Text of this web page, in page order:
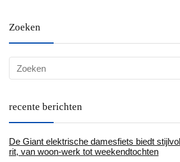
Zoeken
recente berichten
De Giant elektrische damesfiets biedt
rit, van woon-werk tot weekendtochten